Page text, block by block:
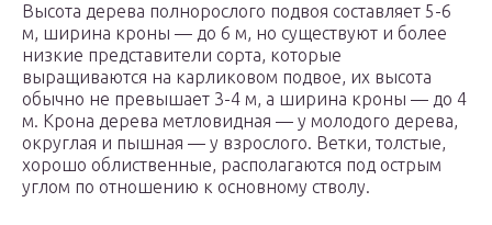
Высота дерева полнорослого подвоя составляет 5-6
м, ширина кроны — до 6 м, но существуют и более
низкие представители сорта, которые
выращиваются на карликовом подвое, их высота
обычно не превышает 3-4 м, а ширина кроны — до 4
м. Крона дерева метловидная — у молодого дерева,
округлая и пышная — у взрослого. Ветки, толстые,
хорошо облиственные, располагаются под острым
углом по отношению к основному стволу.